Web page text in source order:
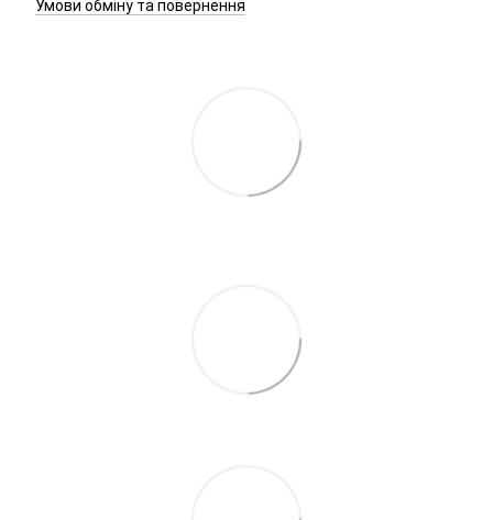
Умови обміну та повернення